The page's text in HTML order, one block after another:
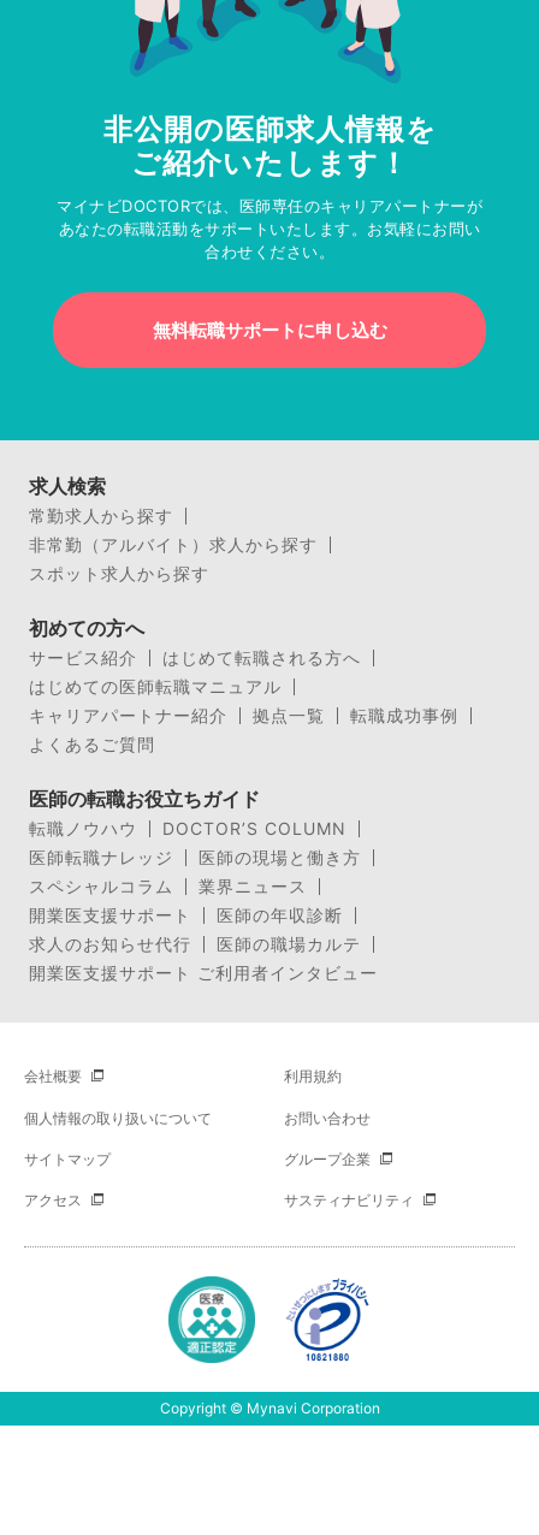
非公開の医師求人情報を
ご紹介いたします！
マイナビDOCTORでは、医師専任のキャリアパートナーが
あなたの転職活動をサポートいたします。お気軽にお問い
合わせください。
無料転職サポートに申し込む
求人検索
常勤求人から探す
非常勤（アルバイト）求人から探す
スポット求人から探す
初めての方へ
サービス紹介
はじめて転職される方へ
はじめての医師転職マニュアル
キャリアパートナー紹介
拠点一覧
転職成功事例
よくあるご質問
医師の転職お役立ちガイド
転職ノウハウ
DOCTOR’S COLUMN
医師転職ナレッジ
医師の現場と働き方
スペシャルコラム
業界ニュース
開業医支援サポート
医師の年収診断
求人のお知らせ代行
医師の職場カルテ
開業医支援サポート ご利用者インタビュー
会社概要 利用規約
個人情報の取り扱いについて お問い合わせ
サイトマップ グループ企業
アクセス サスティナビリティ
Copyright © Mynavi Corporation